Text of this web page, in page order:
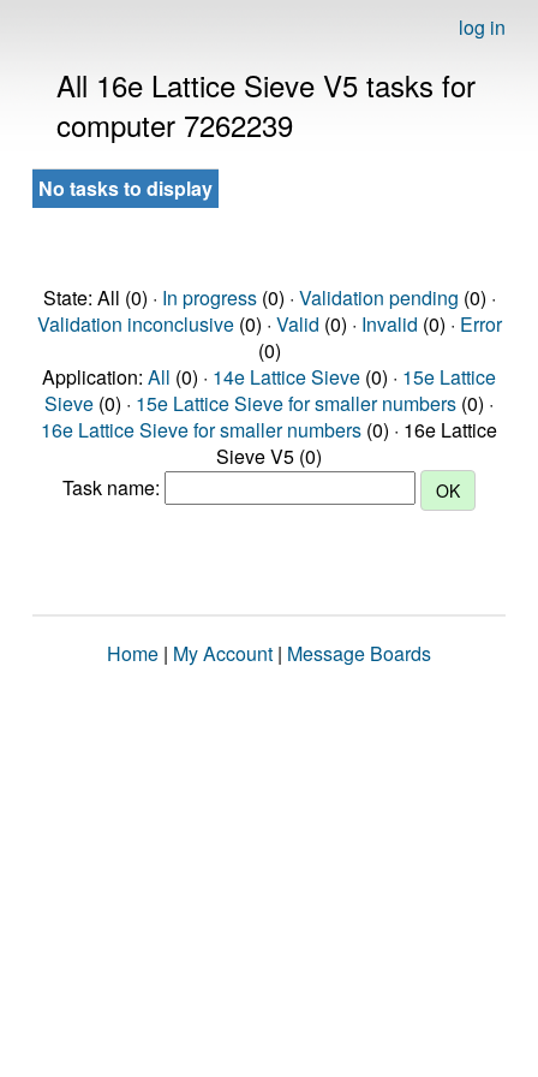
log in
All 16e Lattice Sieve V5 tasks for
computer 7262239
No tasks to display
State: All (0) · In progress(0) · Validation pending (0) ·
Validation inconclusive(0) · Valid (0) · Invalid (0) · Error
(0)
Application: All (0) · 14e Lattice Sieve (0) · 15e Lattice
Sieve (0) · 15e Lattice Sieve for smaller numbers (0) ·
16e Lattice Sieve for smaller numbers (0) · 16e Lattice
Sieve V5 (0)
Task name:
Home | My Account | Message Boards